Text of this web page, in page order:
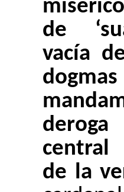
de
vacía
central
de la